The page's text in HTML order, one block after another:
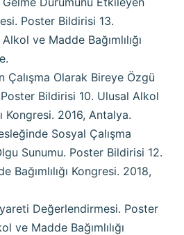
Poster Bildirisi 13.
Alkol ve Madde Bağımlılığı
Çalışma Olarak Bireye Özgü
Poster Bildirisi 10. Ulusal Alkol
Kongresi. 2016, Antalya.
Sosyal Çalışma
Sunumu. Poster Bildirisi 12.
Bağımlılığı Kongresi. 2018,
Değerlendirmesi. Poster
ve Madde Bağımlılığı